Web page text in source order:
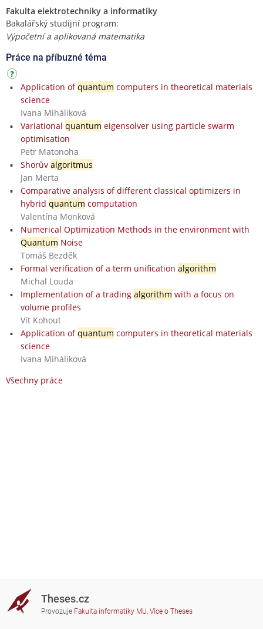
Fakulta elektrotechniky a informatiky
Bakalářský studijní program:
Výpočetní a aplikovaná matematika
Práce na příbuzné téma
Application ofquantum computers in theoretical materials
science
Ivana Miháliková
Variational quantum eigensolver using particle swarm
optimisation
Petr Matonoha
Shorův algoritmus
Jan Merta
Comparative analysis of different classical optimizers in
hybrid quantum computation
Valentína Monková
Numerical Optimization Methods in the environment with
Quantum Noise
Tomáš Bezděk
Formal verification of a term unification algorithm
Michal Louda
Implementation of a trading algorithm with a focus on
volume profiles
Vít Kohout
Application ofquantum computers in theoretical materials
science
Ivana Miháliková
Všechny práce
Theses.cz
Provozuje Fakulta informatiky MU, Více o Theses